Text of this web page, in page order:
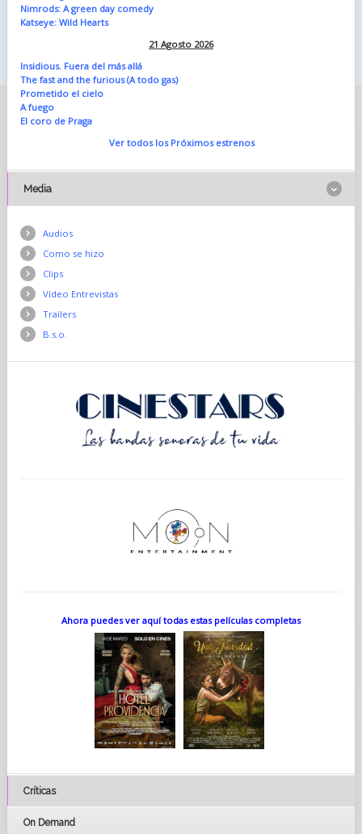
Nimrods: A green day comedy
Katseye: Wild Hearts
21 Agosto 2026
Insidious. Fuera del más allá
The fast and the furious (A todo gas)
Prometido el cielo
A fuego
El coro de Praga
Ver todos los Próximos estrenos
Media
Audios
Como se hizo
Clips
Vídeo Entrevistas
Trailers
B.s.o.
Ahora puedes ver aquí todas estas películas completas
Críticas
On Demand